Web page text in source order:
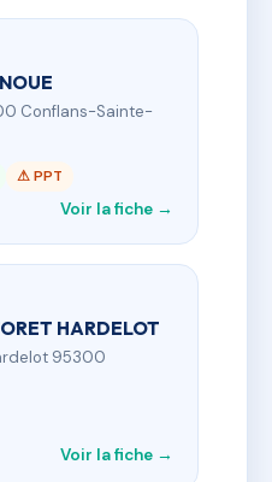
Conflans-Sainte-
⚠ PPT
Voir la fiche →
HARDELOT
95300
Voir la fiche →